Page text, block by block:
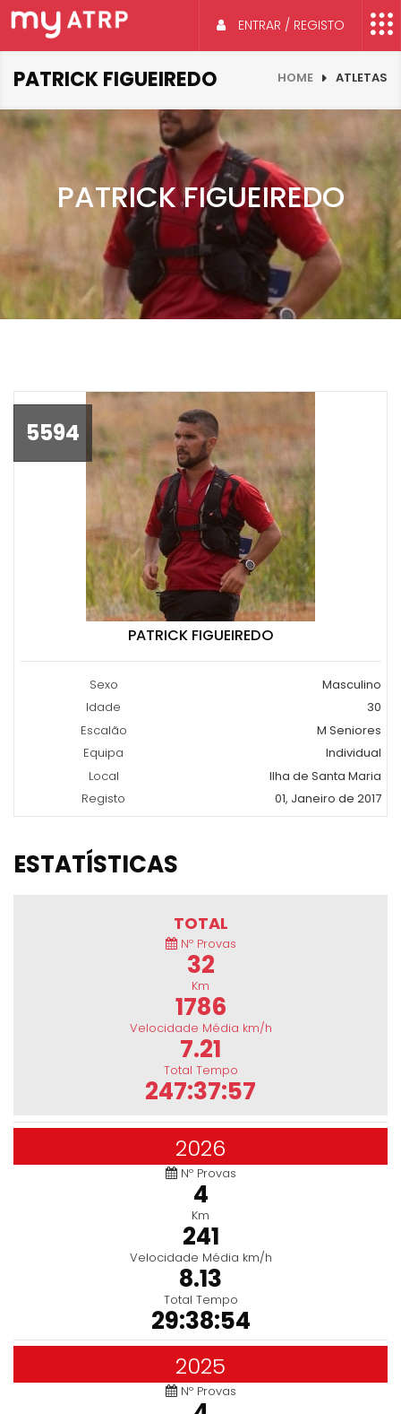
ENTRAR / REGISTO
PATRICK FIGUEIREDO HOME ATLETAS
PATRICK FIGUEIREDO
5594
PATRICK FIGUEIREDO
Sexo
Masculino
Idade
30
Escalão
M Seniores
Equipa
Individual
Local
Ilha de Santa Maria
Registo
01, Janeiro de 2017
ESTATÍSTICAS
TOTAL
Nº Provas
32
Km
1786
Velocidade Média km/h
7.21
Total Tempo
247:37:57
2026
Nº Provas
4
Km
241
Velocidade Média km/h
8.13
Total Tempo
29:38:54
2025
Nº Provas